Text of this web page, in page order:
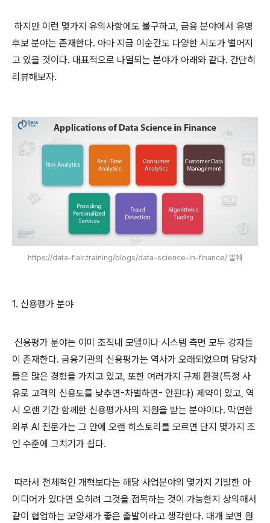
하지만 이런 몇가지 유의사항에도 불구하고, 금융 분야에서 유명
후보 분야는 존재한다. 아마 지금 이순간도 다양한 시도가 벌어지
고 있을 것이다. 대표적으로 나열되는 분야가 아래와 같다. 간단히
리뷰해보자.
https://data-flair.training/blogs/data-science-in-finance/ 발췌
1. 신용평가 분야
신용평가 분야는 이미 조직내 모델이나 시스템 측면 모두 강자들
이 존재한다. 금융기관의 신용평가는 역사가 오래되었으며 담당자
들은 많은 경험을 가지고 있고, 또한 여러가지 규제 환경(특정 사
유로 고객의 신용도를 낮추면-차별하면- 안된다) 제약이 있고, 역
시 오랜 기간 함께한 신용평가사의 지원을 받는 분야이다. 막연한
외부 AI 전문가는 그 안에 오랜 히스토리를 모르면 단지 몇가지 조
언 수준에 그치기가 쉽다.
따라서 전체적인 개혁보다는 해당 사업분야의 몇가지 기발한 아
이디어가 있다면 오히려 그것을 접목하는 것이 가능한지 상의해서
같이 협업하는 모양새가 좋은 출발이라고 생각한다. 대개 보면 원